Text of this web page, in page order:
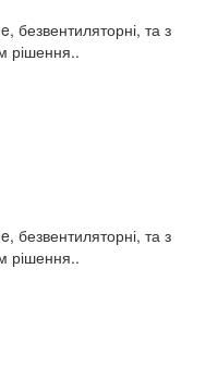
безвентиляторні, та з
рішення..
безвентиляторні, та з
рішення..